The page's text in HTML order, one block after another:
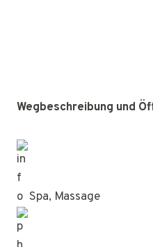
Wegbeschreibung und
Spa, Massage